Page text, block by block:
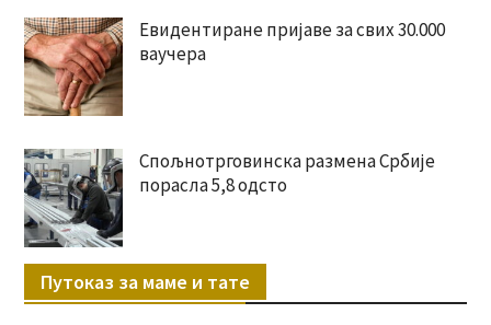
Евидентиране пријаве за свих 30.000
ваучера
Спољнотрговинска размена Србије
порасла 5,8 одсто
Путоказ за маме и тате